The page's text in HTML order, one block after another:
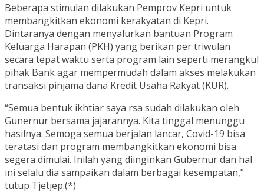
Beberapa stimulan dilakukan Pemprov Kepri untuk
membangkitkan ekonomi kerakyatan di Kepri.
Dintaranya dengan menyalurkan bantuan Program
Keluarga Harapan (PKH) yang berikan per triwulan
secara tepat waktu serta program lain seperti merangkul
pihak Bank agar mempermudah dalam akses melakukan
transaksi pinjama dana Kredit Usaha Rakyat (KUR).
“Semua bentuk ikhtiar saya rsa sudah dilakukan oleh
Gunernur bersama jajarannya. Kita tinggal menunggu
hasilnya. Semoga semua berjalan lancar, Covid-19 bisa
teratasi dan program membangkitkan ekonomi bisa
segera dimulai. Inilah yang diinginkan Gubernur dan hal
ini selalu dia sampaikan dalam berbagai kesempatan,”
tutup Tjetjep.(*)